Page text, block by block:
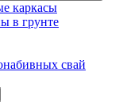
каркасы
в грунте
свай